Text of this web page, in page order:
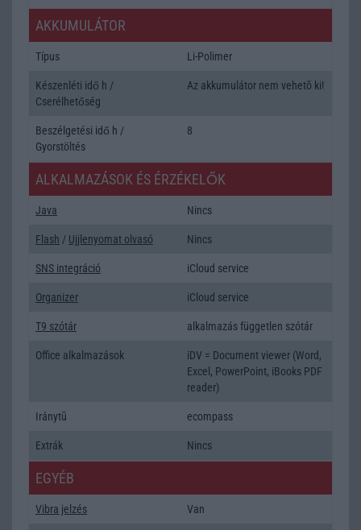
AKKUMULÁTOR
Típus Li-Polimer
Készenléti idő h /
Cserélhetőség
Az akkumulátor nem vehetõ ki!
Beszélgetési idő h /
Gyorstöltés
8
ALKALMAZÁSOK ÉS ÉRZÉKELŐK
Java Nincs
Flash / Ujjlenyomat olvasó Nincs
SNS integráció iCloud service
Organizer iCloud service
T9 szótár alkalmazás független szótár
Office alkalmazások
iDV = Document viewer (Word,
Excel, PowerPoint, iBooks PDF
reader)
Iránytũ ecompass
Extrák Nincs
EGYÉB
Vibra jelzés Van